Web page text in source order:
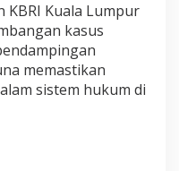
KBRI Kuala Lumpur
kasus
memastikan
sistem hukum di